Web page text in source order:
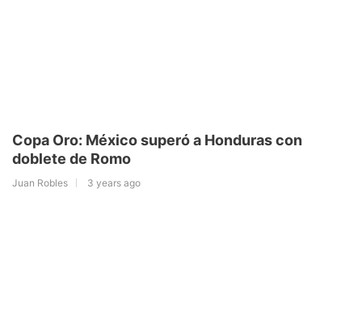
Copa Oro: México superó a Honduras con
doblete de Romo
Juan Robles 3 years ago